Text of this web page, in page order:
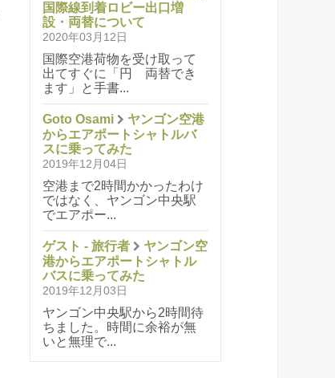
国際線到着ロビー出口増
設・両替について
2020年03月12日
国際空港荷物を受け取って
出てすぐに「円 両替でき
ます」と手書...
Goto Osami
ヤンゴン空港
からエアポートシャトルバ
スに乗ってみた
2019年12月04日
空港まで2時間かかったわけ
ではなく、ヤンゴン中央駅
でエアポー...
ゲスト - 旅行者
ヤンゴン空
港からエアポートシャトル
バスに乗ってみた
2019年12月03日
ヤンゴン中央駅から2時間待
ちました。時間に余裕が無
いと無理で...